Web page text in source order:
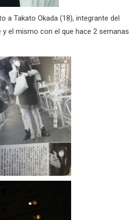
a Takato Okada (18), integrante del
el mismo con el que hace 2 semanas